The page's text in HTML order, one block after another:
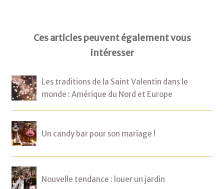
Ces articles peuvent également vous
intéresser
Les traditions de la Saint Valentin dans le
monde : Amérique du Nord et Europe
Un candy bar pour son mariage !
Nouvelle tendance : louer un jardin